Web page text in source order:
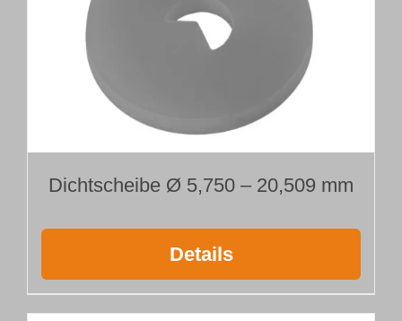
Dichtscheibe Ø 5,750 – 20,509 mm
Details